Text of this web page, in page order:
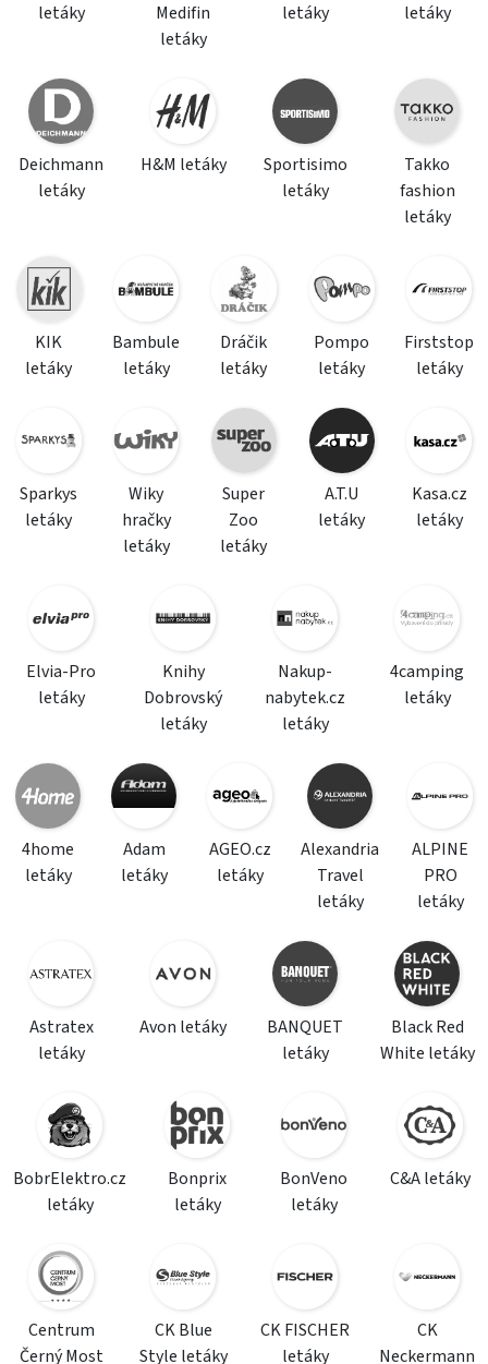
letáky
Medifin
letáky
letáky
letáky
Deichmann
letáky
H&M letáky
Sportisimo
letáky
Takko
fashion
letáky
KIK
letáky
Bambule
letáky
Dráčik
letáky
Pompo
letáky
Firststop
letáky
Sparkys
letáky
Wiky
hračky
letáky
Super
Zoo
letáky
A.T.U
letáky
Kasa.cz
letáky
Elvia-Pro
letáky
Knihy
Dobrovský
letáky
Nakup-
nabytek.cz
letáky
4camping
letáky
4home
letáky
Adam
letáky
AGEO.cz
letáky
Alexandria
Travel
letáky
ALPINE
PRO
letáky
Astratex
letáky
Avon letáky
BANQUET
letáky
Black Red
White letáky
BobrElektro.cz
letáky
Bonprix
letáky
BonVeno
letáky
C&A letáky
Centrum
Černý Most
CK Blue
Style letáky
CK FISCHER
letáky
CK
Neckermann